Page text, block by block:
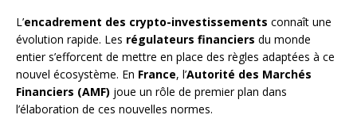
L’encadrement des crypto-investissements connaît une
évolution rapide. Les régulateurs financiers du monde
entier s’efforcent de mettre en place des règles adaptées à ce
nouvel écosystème. En France, l’Autorité des Marchés
Financiers (AMF) joue un rôle de premier plan dans
l’élaboration de ces nouvelles normes.